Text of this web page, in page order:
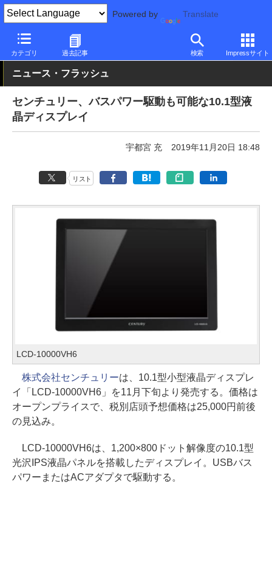
Powered by Translate
カテゴリ 過去記事 検索 Impressサイト
PC Watch 半導体/周辺機器 センチュリー
ニュース・フラッシュ
センチュリー、バスパワー駆動も可能な10.1型液
晶ディスプレイ
宇都宮 充 2019年11月20日 18:48
リスト
LCD-10000VH6
株式会社センチュリーは、10.1型小型液晶ディスプレ
イ「LCD-10000VH6」を11月下旬より発売する。価格は
オープンプライスで、税別店頭予想価格は25,000円前後
の見込み。
LCD-10000VH6は、1,200×800ドット解像度の10.1型
光沢IPS液晶パネルを搭載したディスプレイ。USBバス
パワーまたはACアダプタで駆動する。